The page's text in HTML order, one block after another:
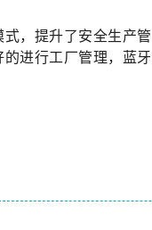
，提升了安全生产
进行工厂管理，蓝